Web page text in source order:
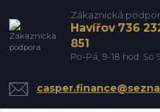
Zákaznická
Havířov 736
851
Po-Pá, 9-18 hod. So